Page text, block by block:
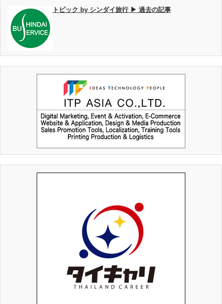
トピック by シンダイ旅行 ▶ 過去の記事